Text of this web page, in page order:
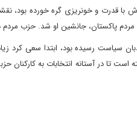
سیاست رسیده بود، ابتدا سعی کرد
تا در آستانه انتخابات به کارکنان